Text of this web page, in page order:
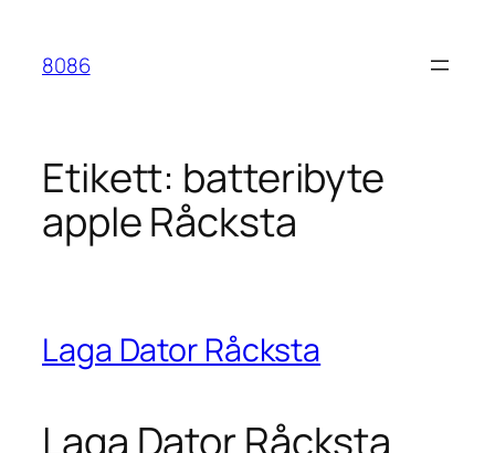
innehåll
8086
Etikett: batteribyte
apple Råcksta
Laga Dator Råcksta
Laga Dator Råcksta